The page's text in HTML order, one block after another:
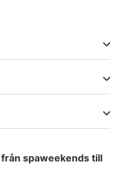
spaweekends till